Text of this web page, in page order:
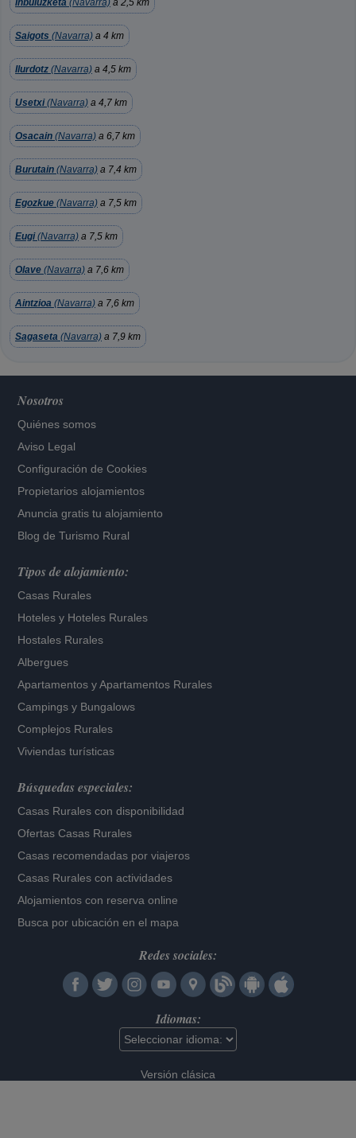
Inbuluzketa (Navarra) a 2,5 km
Saigots (Navarra) a 4 km
Ilurdotz (Navarra) a 4,5 km
Usetxi(Navarra) a 4,7 km
Osacain (Navarra) a 6,7 km
Burutain (Navarra) a 7,4 km
Egozkue (Navarra) a 7,5 km
Eugi(Navarra) a 7,5 km
Olave (Navarra) a 7,6 km
Aintzioa (Navarra) a 7,6 km
Sagaseta (Navarra) a 7,9 km
Nosotros
Quiénes somos
Aviso Legal
Configuración de Cookies
Propietarios alojamientos
Anuncia gratis tu alojamiento
Blog de Turismo Rural
Tipos de alojamiento:
Casas Rurales
Hoteles y Hoteles Rurales
Hostales Rurales
Albergues
Apartamentos yApartamentos Rurales
Campings y Bungalows
Complejos Rurales
Viviendas turísticas
Búsquedas especiales:
Casas Rurales con disponibilidad
Ofertas Casas Rurales
Casas recomendadas por viajeros
Casas Rurales con actividades
Alojamientos con reserva online
Busca por ubicación en el mapa
Redes sociales:
Idiomas:
Versión clásica